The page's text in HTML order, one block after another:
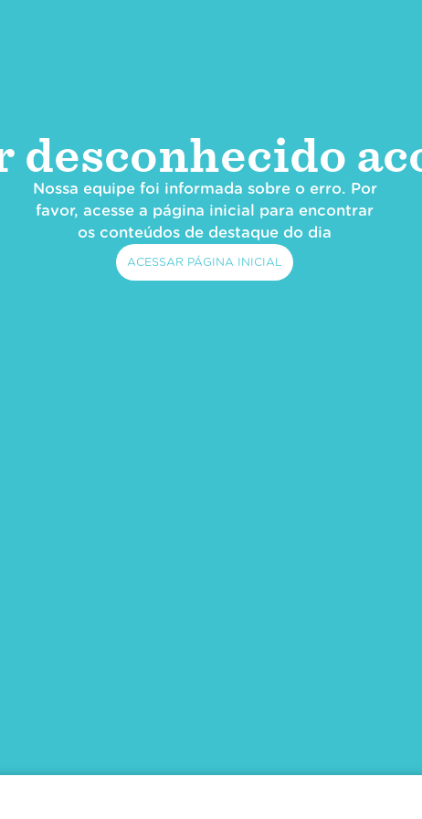
desconhecido
Nossa equipe foi informada sobre o erro. Por
favor, acesse a página inicial para encontrar
os conteúdos de destaque do dia
ACESSAR PÁGINA INICIAL